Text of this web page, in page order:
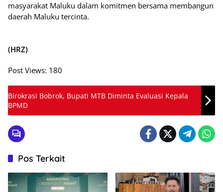
masyarakat Maluku dalam komitmen bersama membangun
daerah Maluku tercinta.
(HRZ)
Post Views: 180
Birokrasi Bobrok, Bupati MTB Diminta Evaluasi Kepala
BPMD
Pos Terkait